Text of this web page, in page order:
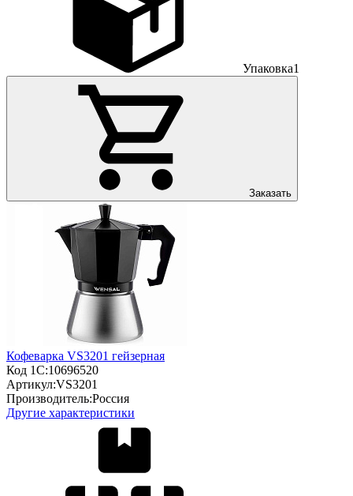
Упаковка1
Заказать
Кофеварка VS3201 гейзерная
Код 1С:10696520
Артикул:VS3201
Производитель:Россия
Другие характеристики